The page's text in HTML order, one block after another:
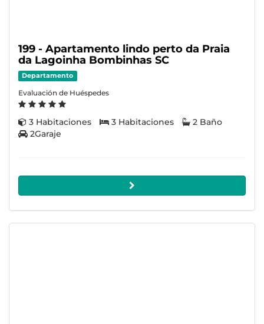
199 - Apartamento lindo perto da Praia
da Lagoinha Bombinhas SC
Departamento
Evaluación de Huéspedes
3 Habitaciones 3 Habitaciones
2 Baño
2Garaje